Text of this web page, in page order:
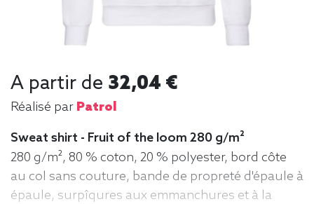
A partir de 32,04 €
Réalisé par Patrol
Sweat shirt - Fruit of the loom 280 g/m²
280 g/m², 80 % coton, 20 % polyester, bord côte
au col sans couture, bande de propreté d'épaule à
épaule, surpîqures aux emmanchures et à la